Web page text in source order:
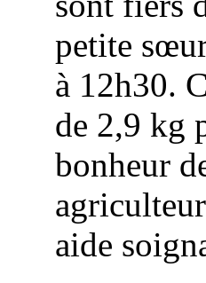
petite
à 12h30.
de 2,9 kg
bonheur
aide